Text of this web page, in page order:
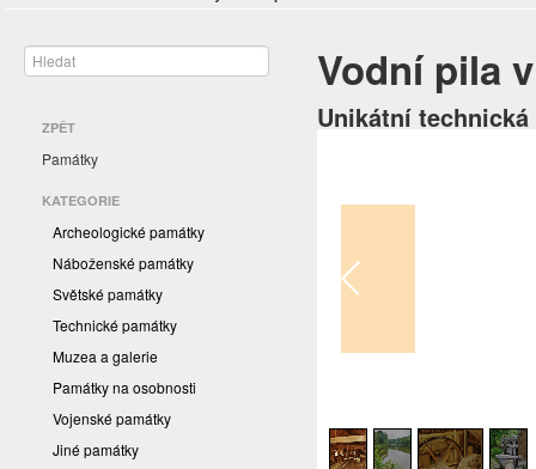
ZPĚT
Památky
KATEGORIE
Archeologické památky
Náboženské památky
Světské památky
Technické památky
Muzea a galerie
Památky na osobnosti
Vojenské památky
Jiné památky
Vodní pila
Unikátní